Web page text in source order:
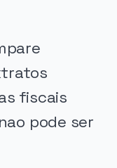
fiscais
pode ser